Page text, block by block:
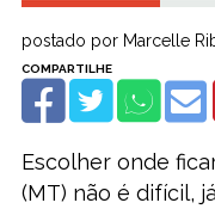
postado por Marcelle
Escolher onde
(MT) não é difícil,